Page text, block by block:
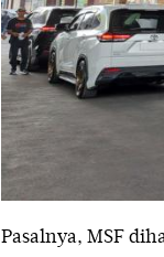
Pasalnya, MSF